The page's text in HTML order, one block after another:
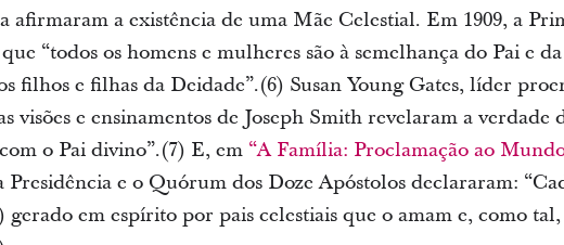
afirmaram a existência de uma Mãe Celestial. Em 1909, a
“todos os homens e mulheres são à semelhança do Pai e
filhos e filhas da Deidade”.(6) Susan Young Gates, líder
visões e ensinamentos de Joseph Smith revelaram a verdade
o Pai divino”.(7) E, em “A Família: Proclamação ao
e o Quórum dos Doze Apóstolos declararam:
em espírito por pais celestiais que o amam e, como tal,